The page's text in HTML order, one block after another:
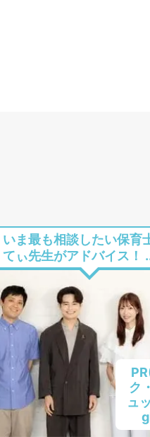
いま最も相談したい保育
てぃ先生がアドバイス！
ク
ュ